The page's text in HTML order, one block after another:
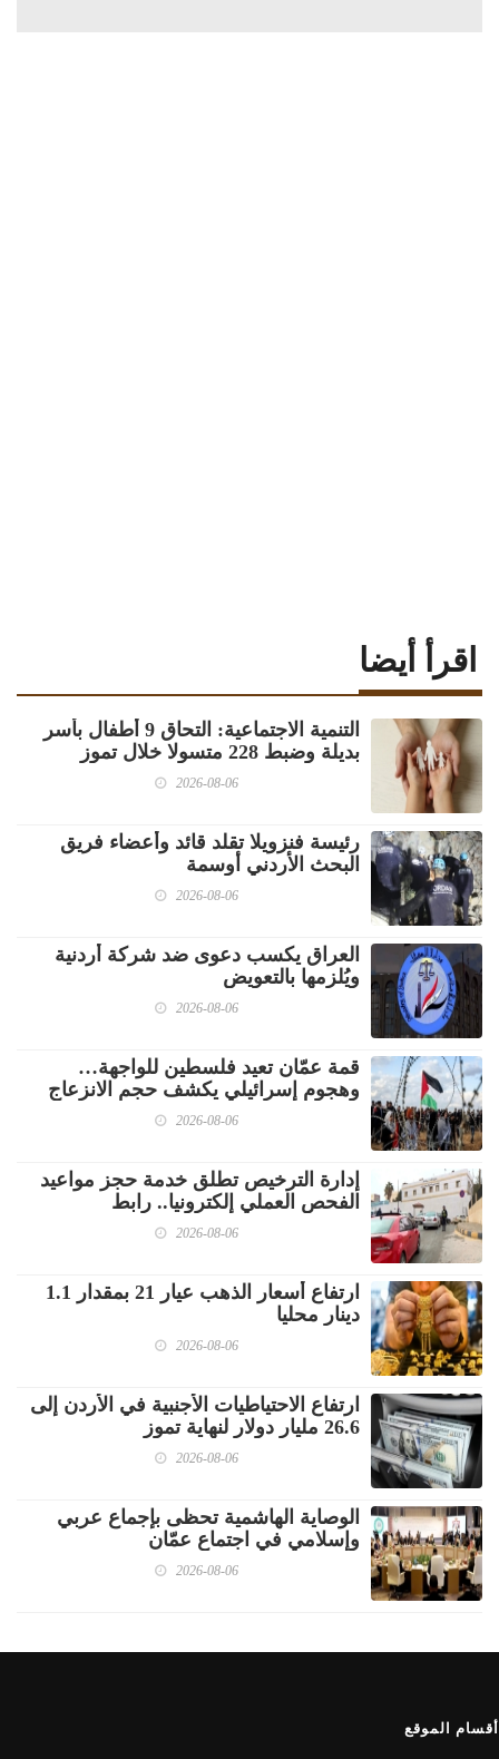
اقرأ أيضا
‏التنمية الاجتماعية: التحاق 9 أطفال بأسر
بديلة وضبط 228 متسولا خلال تموز
2026-08-06
رئيسة فنزويلا تقلد قائد وأعضاء فريق
البحث الأردني أوسمة
2026-08-06
العراق يكسب دعوى ضد شركة أردنية
ويُلزمها بالتعويض
2026-08-06
قمة عمّان تعيد فلسطين للواجهة…
وهجوم إسرائيلي يكشف حجم الانزعاج
2026-08-06
إدارة الترخيص تطلق خدمة حجز مواعيد
الفحص العملي إلكترونيا.. رابط
2026-08-06
ارتفاع أسعار الذهب عيار 21 بمقدار 1.1
دينار محليا
2026-08-06
ارتفاع الاحتياطيات الأجنبية في الأردن إلى
26.6 مليار دولار لنهاية تموز
2026-08-06
الوصاية الهاشمية تحظى بإجماع عربي
وإسلامي في اجتماع عمّان
2026-08-06
أقسام الموقع